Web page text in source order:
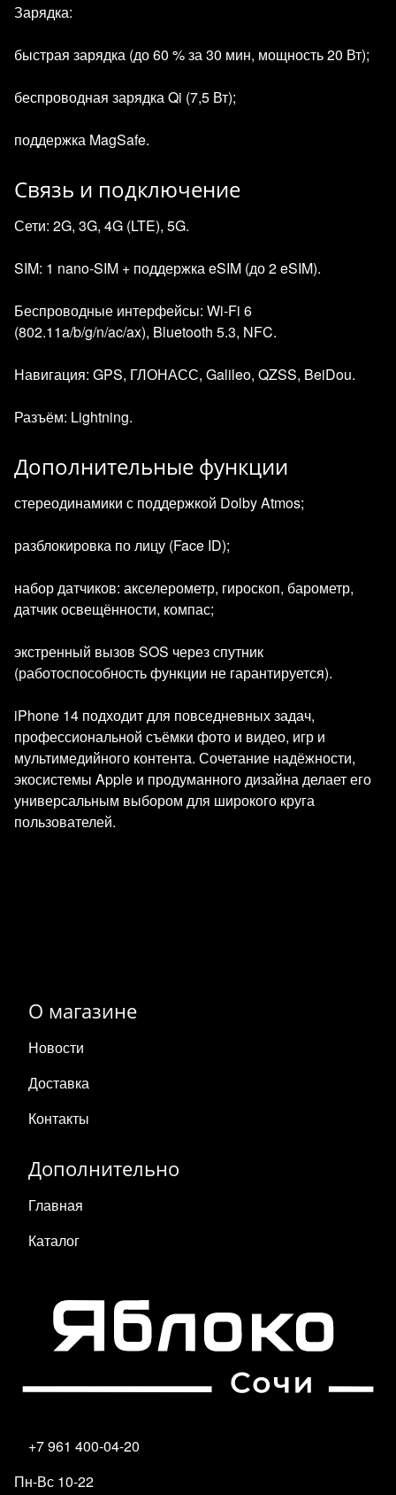
Зарядка:
быстрая зарядка (до 60 % за 30 мин, мощность 20 Вт);
беспроводная зарядка Qi (7,5 Вт);
поддержка MagSafe.
Связь и подключение
Сети: 2G, 3G, 4G (LTE), 5G.
SIM: 1 nano‑SIM + поддержка eSIM (до 2 eSIM).
Беспроводные интерфейсы: Wi‑Fi 6
(802.11a/b/g/n/ac/ax), Bluetooth 5.3, NFC.
Навигация: GPS, ГЛОНАСС, Galileo, QZSS, BeiDou.
Разъём: Lightning.
Дополнительные функции
стереодинамики с поддержкой Dolby Atmos;
разблокировка по лицу (Face ID);
набор датчиков: акселерометр, гироскоп, барометр,
датчик освещённости, компас;
экстренный вызов SOS через спутник
(работоспособность функции не гарантируется).
iPhone 14 подходит для повседневных задач,
профессиональной съёмки фото и видео, игр и
мультимедийного контента. Сочетание надёжности,
экосистемы Apple и продуманного дизайна делает его
универсальным выбором для широкого круга
пользователей.
О магазине
Новости
Доставка
Контакты
Дополнительно
Главная
Каталог
+7 961 400-04-20
Пн-Вс 10-22